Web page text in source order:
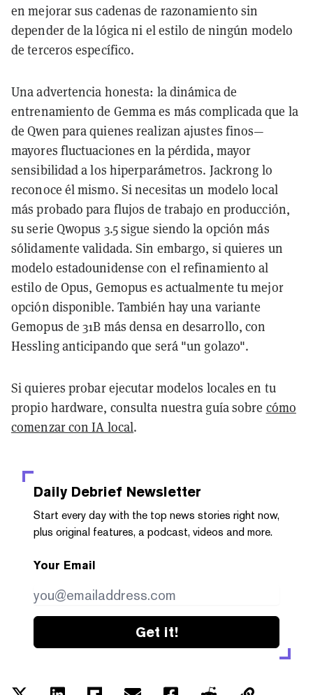
en mejorar sus cadenas de razonamiento sin
depender de la lógica ni el estilo de ningún modelo
de terceros específico.
Una advertencia honesta: la dinámica de
entrenamiento de Gemma es más complicada que la
de Qwen para quienes realizan ajustes finos—
mayores fluctuaciones en la pérdida, mayor
sensibilidad a los hiperparámetros. Jackrong lo
reconoce él mismo. Si necesitas un modelo local
más probado para flujos de trabajo en producción,
su serie Qwopus 3.5 sigue siendo la opción más
sólidamente validada. Sin embargo, si quieres un
modelo estadounidense con el refinamiento al
estilo de Opus, Gemopus es actualmente tu mejor
opción disponible. También hay una variante
Gemopus de 31B más densa en desarrollo, con
Hessling anticipando que será "un golazo".
Si quieres probar ejecutar modelos locales en tu
propio hardware, consulta nuestra guía sobre cómo
comenzar con IA local.
Daily Debrief Newsletter
Start every day with the top news stories right now,
plus original features, a podcast, videos and more.
Your Email
Get it!